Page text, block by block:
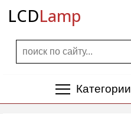
LCDLamp
Категории